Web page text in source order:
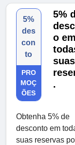
5%
des
con
to
PRO
MOÇ
ÕES
5%
o em
suas
.
Obtenha 5% de
desconto em
suas reservas